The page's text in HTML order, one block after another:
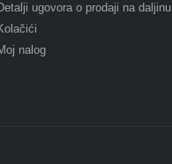
ugovora o prodaji na daljinu
nalog